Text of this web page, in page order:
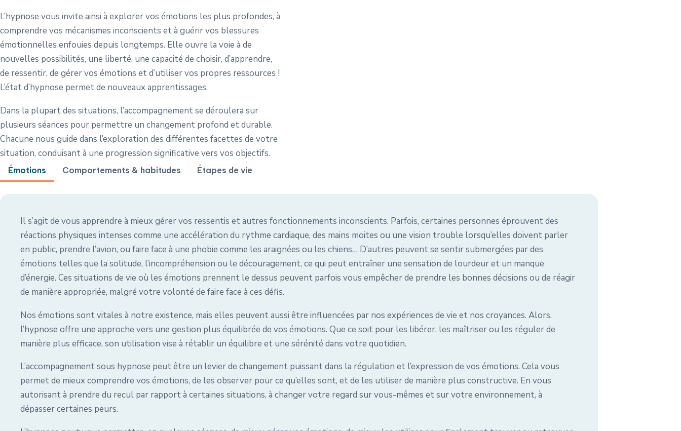
L’hypnose vous invite ainsi à explorer vos émotions les plus profondes, à
comprendre vos mécanismes inconscients et à guérir vos blessures
émotionnelles enfouies depuis longtemps. Elle ouvre la voie à de
nouvelles possibilités, une liberté, une capacité de choisir, d’apprendre,
de ressentir, de gérer vos émotions et d’utiliser vos propres ressources !
L’état d’hypnose permet de nouveaux apprentissages.
Dans la plupart des situations, l’accompagnement se déroulera sur
plusieurs séances pour permettre un changement profond et durable.
Chacune nous guide dans l’exploration des différentes facettes de votre
situation, conduisant à une progression significative vers vos objectifs.
Émotions Comportements & habitudes Étapes de vie
Il s’agit de vous apprendre à mieux gérer vos ressentis et autres fonctionnements inconscients. Parfois, certaines personnes éprouvent des
réactions physiques intenses comme une accélération du rythme cardiaque, des mains moites ou une vision trouble lorsqu’elles doivent parler
en public, prendre l’avion, ou faire face à une phobie comme les araignées ou les chiens… D’autres peuvent se sentir submergées par des
émotions telles que la solitude, l’incompréhension ou le découragement, ce qui peut entraîner une sensation de lourdeur et un manque
d’énergie. Ces situations de vie où les émotions prennent le dessus peuvent parfois vous empêcher de prendre les bonnes décisions ou de réagir
de manière appropriée, malgré votre volonté de faire face à ces défis.
Nos émotions sont vitales à notre existence, mais elles peuvent aussi être influencées par nos expériences de vie et nos croyances. Alors,
l’hypnose offre une approche vers une gestion plus équilibrée de vos émotions. Que ce soit pour les libérer, les maîtriser ou les réguler de
manière plus efficace, son utilisation vise à rétablir un équilibre et une sérénité dans votre quotidien.
L’accompagnement sous hypnose peut être un levier de changement puissant dans la régulation et l’expression de vos émotions. Cela vous
permet de mieux comprendre vos émotions, de les observer pour ce qu’elles sont, et de les utiliser de manière plus constructive. En vous
autorisant à prendre du recul par rapport à certaines situations, à changer votre regard sur vous-mêmes et sur votre environnement, à
dépasser certaines peurs.